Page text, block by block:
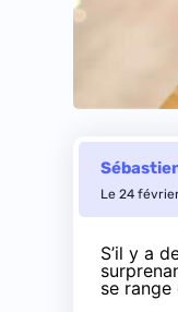
Le 24
S’il y a
se